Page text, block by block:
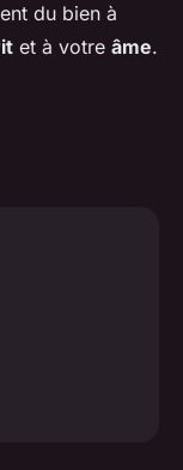
du bien à
et à votre âme.